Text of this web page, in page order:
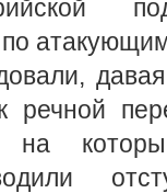
речной
на